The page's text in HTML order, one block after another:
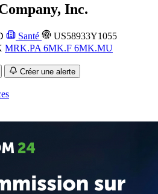
Inc.
Santé
US58933Y1055
MRK.PA 6MK.F 6MK.MU
Créer une alerte